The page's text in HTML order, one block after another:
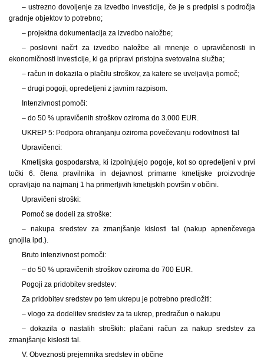
– ustrezno dovoljenje za izvedbo investicije, če je s predpisi s področja
gradnje objektov to potrebno;
– projektna dokumentacija za izvedbo naložbe;
– poslovni načrt za izvedbo naložbe ali mnenje o upravičenosti in
ekonomičnosti investicije, ki ga pripravi pristojna svetovalna služba;
– račun in dokazila o plačilu stroškov, za katere se uveljavlja pomoč;
– drugi pogoji, opredeljeni z javnim razpisom.
Intenzivnost pomoči:
– do 50 % upravičenih stroškov oziroma do 3.000 EUR.
UKREP 5: Podpora ohranjanju oziroma povečevanju rodovitnosti tal
Upravičenci:
Kmetijska gospodarstva, ki izpolnjujejo pogoje, kot so opredeljeni v prvi
točki 6. člena pravilnika in dejavnost primarne kmetijske proizvodnje
opravljajo na najmanj 1 ha primerljivih kmetijskih površin v občini.
Upravičeni stroški:
Pomoč se dodeli za stroške:
– nakupa sredstev za zmanjšanje kislosti tal (nakup apnenčevega
gnojila ipd.).
Bruto intenzivnost pomoči:
– do 50 % upravičenih stroškov oziroma do 700 EUR.
Pogoji za pridobitev sredstev:
Za pridobitev sredstev po tem ukrepu je potrebno predložiti:
– vlogo za dodelitev sredstev za ta ukrep, predračun o nakupu
– dokazila o nastalih stroških: plačani račun za nakup sredstev za
zmanjšanje kislosti tal.
V. Obveznosti prejemnika sredstev in občine